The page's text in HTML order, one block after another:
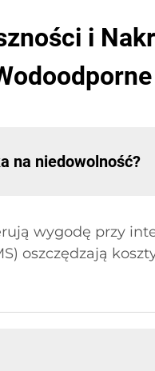
i
na niedowolność?
wygodę przy
oszczędzają